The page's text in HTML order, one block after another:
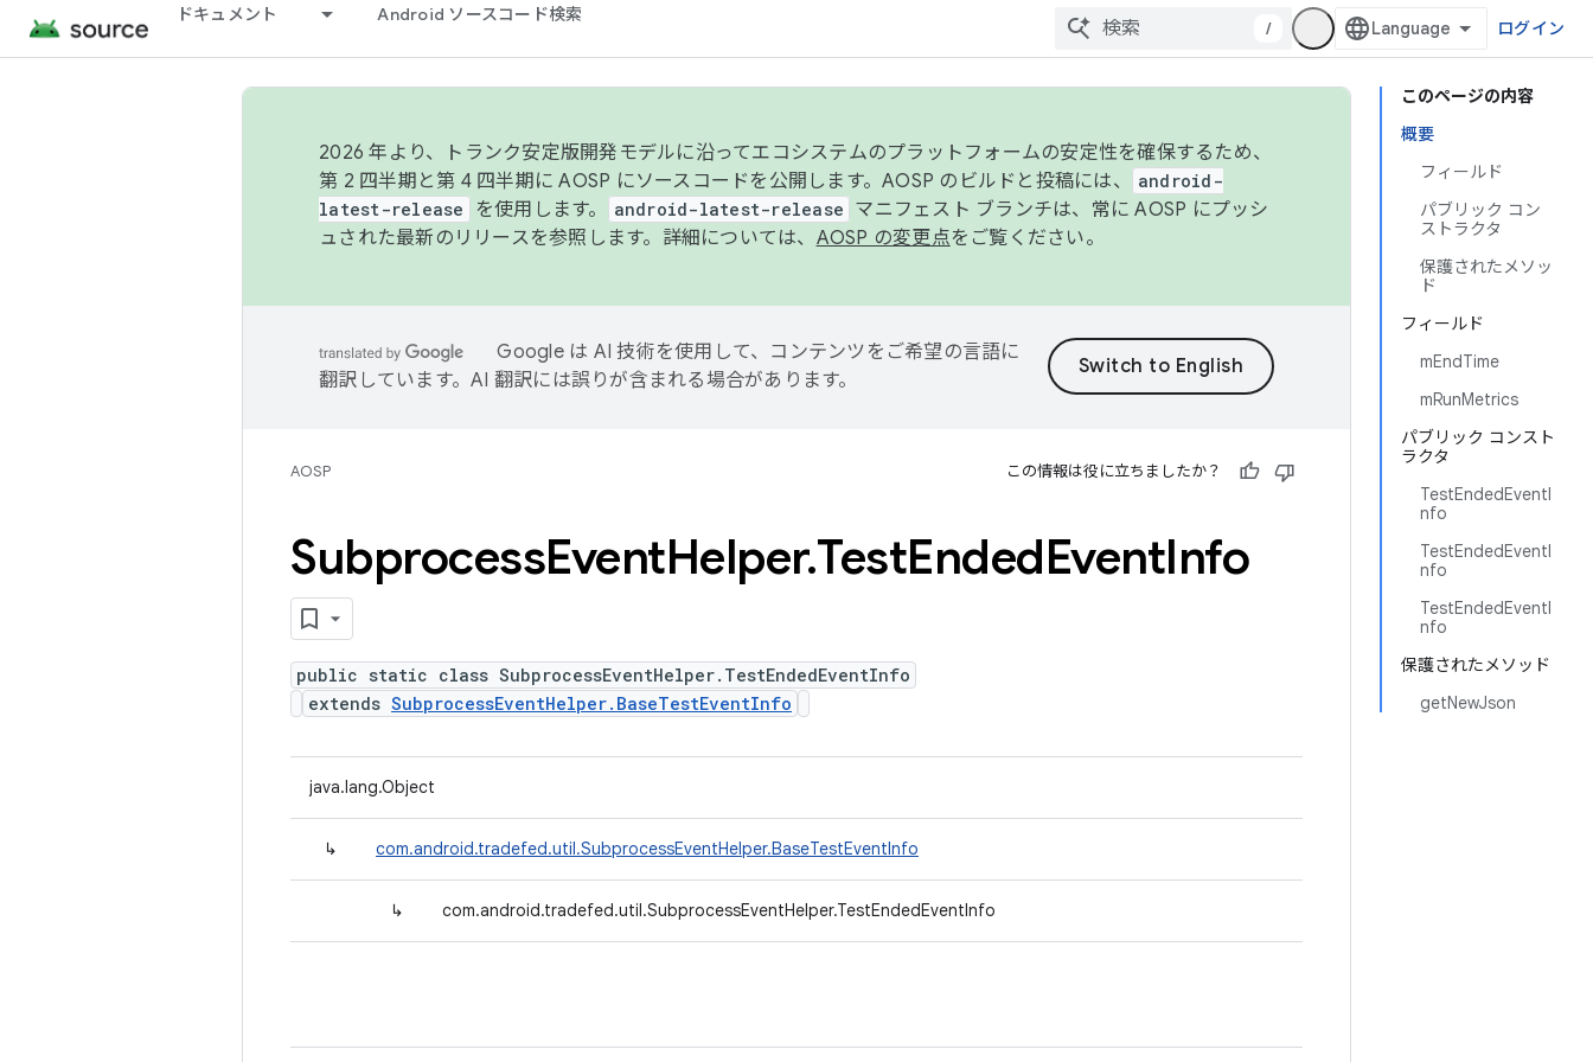
ドキュメント Android ソースコード検索
/ ログイン
このページの内容
概要
フィールド
パブリック コン
ストラクタ
保護されたメソッ
ド
フィールド
mEndTime
mRunMetrics
パブリック コンスト
ラクタ
TestEndedEventI
nfo
TestEndedEventI
nfo
TestEndedEventI
nfo
保護されたメソッド
getNewJson
2026 年より、トランク安定版開発モデルに沿ってエコシステムのプラットフォームの安定性を確保するため、
第 2 四半期と第 4 四半期に AOSP にソースコードを公開します。AOSP のビルドと投稿には、
android-
latest-release
を使用します。 android-latest-release マニフェスト ブランチは、常に AOSP にプッシ
ュされた最新のリリースを参照します。詳細については、 AOSP の変更点をご覧ください。
Google は AI 技術を使用して、コンテンツをご希望の言語に
翻訳しています。AI 翻訳には誤りが含まれる場合があります。
AOSP この情報は役に立ちましたか？
SubprocessEventHelper.TestEndedEventInfo
public static class SubprocessEventHelper.TestEndedEventInfo
extends SubprocessEventHelper.BaseTestEventInfo
java.lang.Object
↳ com.android.tradefed.util.SubprocessEventHelper.BaseTestEventInfo
↳ com.android.tradefed.util.SubprocessEventHelper.TestEndedEventInfo